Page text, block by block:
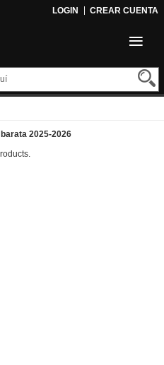
LOGIN CREAR CUENTA
2025-2026